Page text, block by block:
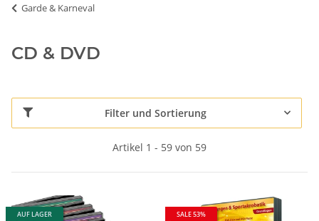
Garde & Karneval
CD & DVD
Filter und Sortierung
Artikel 1 - 59 von 59
AUF LAGER SALE 53%